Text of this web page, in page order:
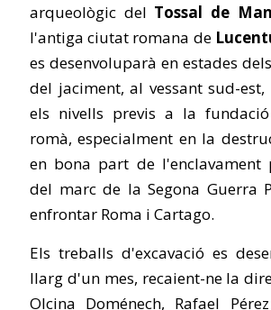
arqueològic del Tossal de
l'antiga ciutat romana de
es desenvoluparà en estades
del jaciment, al vessant sud-est,
els nivells previs a la
romà, especialment en la
en bona part de l'enclavament
del marc de la Segona Guerra
enfrontar Roma i Cartago.
Els treballs d'excavació es
llarg d'un mes, recaient-ne la
Olcina Doménech, Rafael